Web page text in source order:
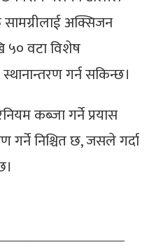
सामग्रीलाई अक्सिजन
५० वटा विशेष
गर्न सकिन्छ।
कब्जा गर्ने प्रयास
गर्ने निश्चित छ, जसले गर्दा